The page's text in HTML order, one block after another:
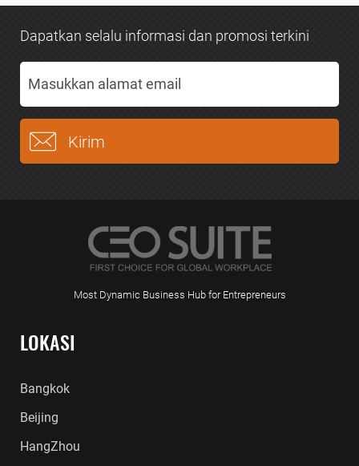
Dapatkan selalu informasi dan promosi terkini
Most Dynamic Business Hub for Entrepreneurs
LOKASI
Bangkok
Beijing
HangZhou